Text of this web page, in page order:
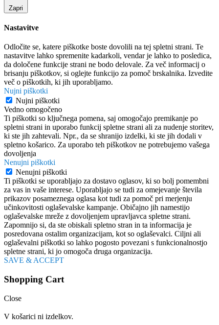
Zapri
Nastavitve
Odločite se, katere piškotke boste dovolili na tej spletni strani. Te
nastavitve lahko spremenite kadarkoli, vendar je lahko to posledica,
da določene funkcije strani ne bodo delovale. Za več informacij o
brisanju piškotkov, si oglejte funkcijo za pomoč brskalnika. Izvedite
več o piškotkih, ki jih uporabljamo.
Nujni piškotki
Nujni piškotki
Vedno omogočeno
Ti piškotki so ključnega pomena, saj omogočajo premikanje po
spletni strani in uporabo funkcij spletne strani ali za nudenje storitev,
ki ste jih zahtevali. Npr., da se shranijo izdelki, ki ste jih dodali v
spletno košarico. Za uporabo teh piškotkov ne potrebujemo vašega
dovoljenja
Nenujni piškotki
Nenujni piškotki
Ti piškotki se uporabljajo za dostavo oglasov, ki so bolj pomembni
za vas in vaše interese. Uporabljajo se tudi za omejevanje števila
prikazov posameznega oglasa kot tudi za pomoč pri merjenju
učinkovitosti oglaševalske kampanje. Običajno jih namestijo
oglaševalske mreže z dovoljenjem upravljavca spletne strani.
Zapomnijo si, da ste obiskali spletno stran in ta informacija je
posredovana ostalim organizacijam, kot so oglaševalci. Ciljni ali
oglaševalni piškotki so lahko pogosto povezani s funkcionalnostjo
spletne strani, ki jo omogoča druga organizacija.
SAVE & ACCEPT
Shopping Cart
Close
V košarici ni izdelkov.